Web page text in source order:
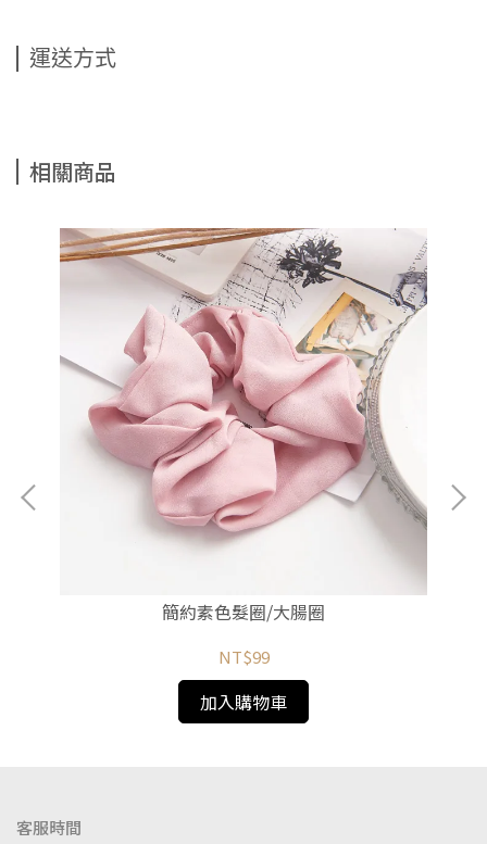
運送方式
相關商品
簡約素色髮圈/大腸圈
NT$99
加入購物車
客服時間